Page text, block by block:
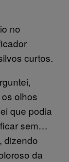
no
curtos.
olhos
que podia
sem…
dizendo
da